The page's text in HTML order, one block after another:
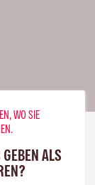
WO SIE
ALS